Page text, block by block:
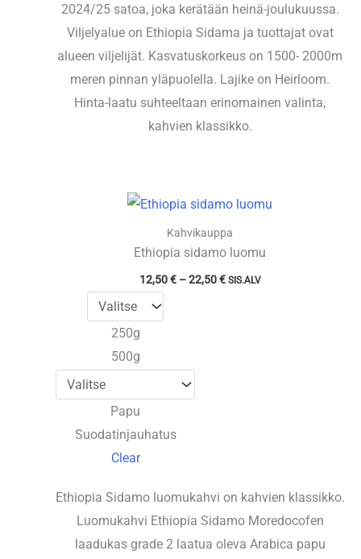
2024/25 satoa, joka kerätään heinä-joulukuussa.
Viljelyalue on Ethiopia Sidama ja tuottajat ovat
alueen viljelijät. Kasvatuskorkeus on 1500- 2000m
meren pinnan yläpuolella. Lajike on Heirloom.
Hinta-laatu suhteeltaan erinomainen valinta,
kahvien klassikko.
Kahvikauppa
Ethiopia sidamo luomu
12,50€ – 22,50€Hintaluokka:
12,50 €
SIS.ALV
250g
500g
Papu
Suodatinjauhatus
Clear
Ethiopia Sidamo luomukahvi on kahvien klassikko.
Luomukahvi Ethiopia Sidamo Moredocofen
laadukas grade 2 laatua oleva Arabica papu